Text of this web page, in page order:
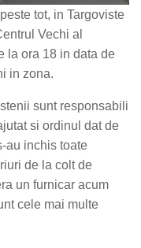
tot, in Targoviste
Vechi al
la ora 18 in data de
in zona.
sunt responsabili
si ordinul dat de
au inchis toate
de la colt de
un furnicar acum
cele mai multe